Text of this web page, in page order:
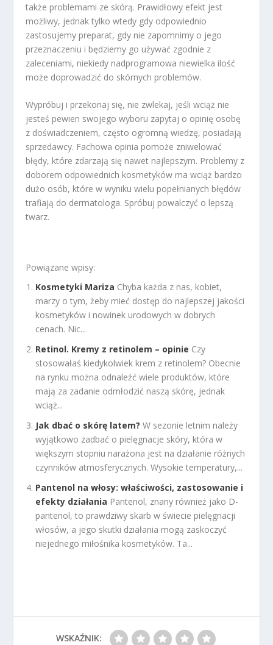
także problemami ze skórą. Prawidłowy efekt jest
możliwy, jednak tylko wtedy gdy odpowiednio
zastosujemy preparat, gdy nie zapomnimy o jego
przeznaczeniu i będziemy go używać zgodnie z
zaleceniami, niekiedy nadprogramowa niewielka ilość
może doprowadzić do skórnych problemów.
Wypróbuj i przekonaj się, nie zwlekaj, jeśli wciąż nie
jesteś pewien swojego wyboru zapytaj o opinię osobę
z doświadczeniem, często ogromną wiedzę, posiadają
sprzedawcy. Fachowa opinia pomoże zniwelować
błędy, które zdarzają się nawet najlepszym. Problemy z
doborem odpowiednich kosmetyków ma wciąż bardzo
dużo osób, które w wyniku wielu popełnianych błędów
trafiają do dermatologa. Spróbuj powalczyć o lepszą
twarz.
Powiązane wpisy:
Kosmetyki Mariza Chyba każda z nas, kobiet,
marzy o tym, żeby mieć dostęp do najlepszej jakości
kosmetyków i nowinek urodowych w dobrych
cenach. Nic...
Retinol. Kremy z retinolem – opinie Czy
stosowałaś kiedykolwiek krem z retinolem? Obecnie
na rynku można odnaleźć wiele produktów, które
mają za zadanie odmłodzić naszą skórę, jednak
wciąż...
Jak dbać o skórę latem? W sezonie letnim należy
wyjątkowo zadbać o pielęgnacje skóry, która w
większym stopniu narażona jest na działanie różnych
czynników atmosferycznych. Wysokie temperatury,...
Pantenol na włosy: właściwości, zastosowanie i
efekty działania Pantenol, znany również jako D-
pantenol, to prawdziwy skarb w świecie pielęgnacji
włosów, a jego skutki działania mogą zaskoczyć
niejednego miłośnika kosmetyków. Ta...
WSKAŹNIK: